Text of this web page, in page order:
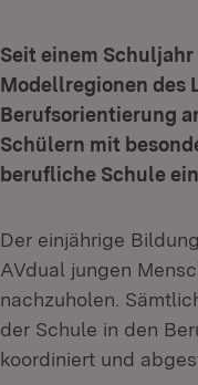
Seit einem
Modellregionen des
Berufsorientierung
Schülern mit
berufliche Schule
Der einjährige
AVdual jungen
nachzuholen.
der Schule in den
koordiniert und